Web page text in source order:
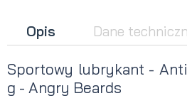
Opis Dane
Sportowy lubrykant -
g - Angry Beards